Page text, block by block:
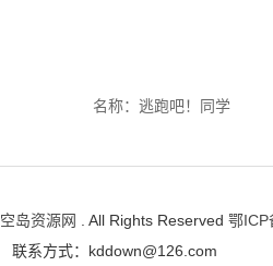
名称：逃跑吧！同学
空岛资源网 . All Rights Reserved 鄂ICP
联系方式：kddown@126.com